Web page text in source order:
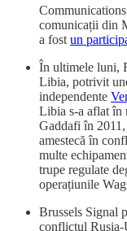
comunicații din
a fost un
În ultimele luni,
Libia, potrivit
independente
Libia s-a aflat în
Gaddafi în
amestecă în
multe
trupe regulate
operațiunile
Brussels Signal
conflictul Rusia-